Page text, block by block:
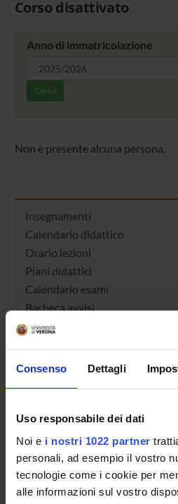
Consenso Dettagli
Uso responsabile dei dati
Noi e i nostri 1022 partner
personali, ad esempio il vostro
tecnologie come i cookie per
alle informazioni sul vostro
Corso disattivato
Anno di immatricolazione
Cerca
Non è presente alcuna persona.
Insegnamenti
Calendario didattico
Orario lezioni
Piani didattici
Calendario esami
Bacheca avvisi
Proposte tesi e stage
Alloggi
Documenti
OFFERTA FORMATIVA